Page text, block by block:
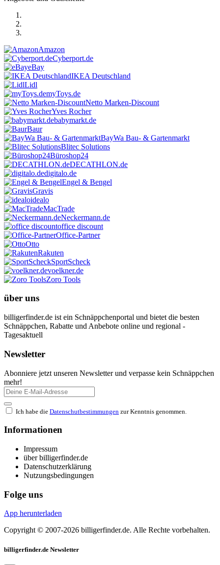
Amazon
Cyberport.de
eBay
IKEA Deutschland
Lidl
myToys.de
Netto Marken-Discount
Yves Rocher
babymarkt.de
Baur
BayWa Bau- & Gartenmarkt
Blitec Solutions
Büroshop24
DECATHLON.de
digitalo.de
Engel & Bengel
Gravis
idealo
MacTrade
Neckermann.de
office discount
Office-Partner
Otto
Rakuten
SportScheck
voelkner.de
Zoro Tools
über uns
billigerfinder.de ist ein Schnäppchenportal und bietet die besten
Schnäppchen, Rabatte und Anbebote online und regional -
Tagesaktuell
Newsletter
Abonniere jetzt unseren Newsletter und verpasse kein Schnäppchen
mehr!
Ich habe die Datenschutbestimmungen zur Kenntnis genommen.
Informationen
Impressum
über billigerfinder.de
Datenschutzerklärung
Nutzungsbedingungen
Folge uns
App herunterladen
Copyright © 2007-2026 billigerfinder.de. Alle Rechte vorbehalten.
billigerfinder.de Newsletter